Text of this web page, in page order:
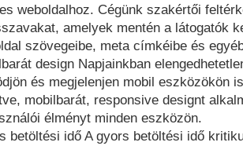
weboldalhoz. Cégünk szakértői
amelyek mentén a látogatók
szövegeibe, meta címkéibe és
design Napjainkban
és megjelenjen mobil eszközökön
mobilbarát, responsive designt
élményt minden eszközön.
betöltési idő A gyors betöltési idő